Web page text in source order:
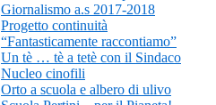
Giornalismo a.s 2017-2018
Progetto continuità
“Fantasticamente raccontiamo”
Un tè … tè a tetè con il Sindaco
Nucleo cinofili
Orto a scuola e albero di ulivo